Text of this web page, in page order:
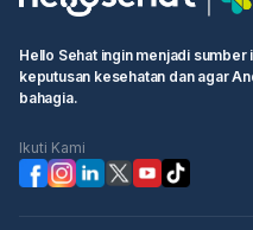
Hello Sehat ingin menjadi
keputusan kesehatan dan agar
bahagia.
Ikuti Kami